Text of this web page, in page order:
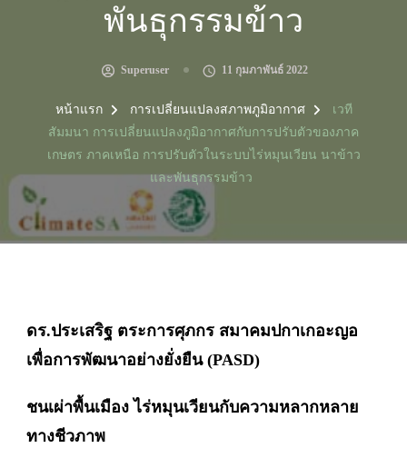
พันธุกรรมข้าว
Superuser 11 กุมภาพันธ์ 2022
หน้าแรก การเปลี่ยนแปลงสภาพภูมิอากาศ
เวที
สัมมนา การเปลี่ยนแปลงภูมิอากาศกับการปรับตัวของภาค
เกษตร ภาคเหนือ การปรับตัวในระบบไร่หมุนเวียน นาข้าว
และพันธุกรรมข้าว
ดร.ประเสริฐ ตระการศุภกร สมาคมปกาเกอะญอ
เพื่อการพัฒนาอย่างยั่งยืน (PASD)
ชนเผ่าพื้นเมือง ไร่หมุนเวียนกับความหลากหลาย
ทางชีวภาพ